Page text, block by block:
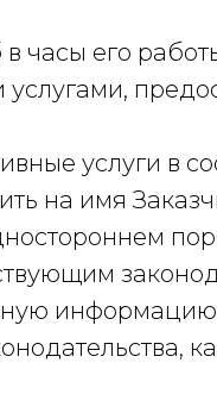
часы его
услугами,
услуги в
на имя